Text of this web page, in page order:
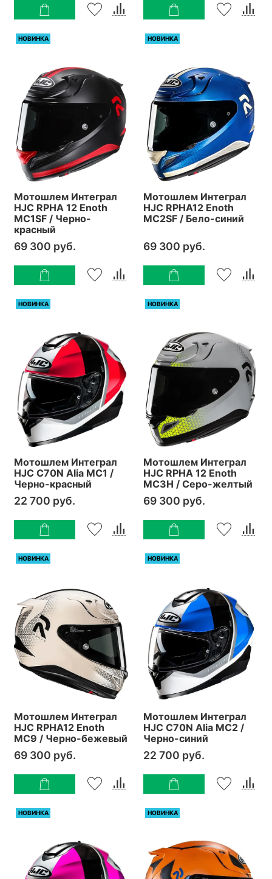
НОВИНКА
Мотошлем Интеграл
HJC RPHA 12 Enoth
MC1SF / Черно-
красный
69 300 руб.
НОВИНКА
Мотошлем Интеграл
HJC RPHA12 Enoth
MC2SF / Бело-синий
69 300 руб.
НОВИНКА
Мотошлем Интеграл
HJC C70N Alia MC1 /
Черно-красный
22 700 руб.
НОВИНКА
Мотошлем Интеграл
HJC RPHA 12 Enoth
MC3H / Серо-желтый
69 300 руб.
НОВИНКА
Мотошлем Интеграл
HJC RPHA12 Enoth
MC9 / Черно-бежевый
69 300 руб.
НОВИНКА
Мотошлем Интеграл
HJC C70N Alia MC2 /
Черно-синий
22 700 руб.
НОВИНКА НОВИНКА